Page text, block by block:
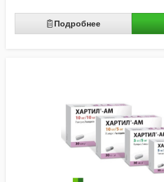
Подробнее